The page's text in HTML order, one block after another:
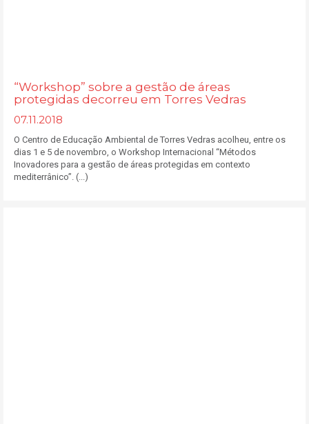
“Workshop” sobre a gestão de áreas
protegidas decorreu em Torres Vedras
07.11.2018
O Centro de Educação Ambiental de Torres Vedras acolheu, entre os
dias 1 e 5 de novembro, o Workshop Internacional “Métodos
Inovadores para a gestão de áreas protegidas em contexto
mediterrânico”. (...)